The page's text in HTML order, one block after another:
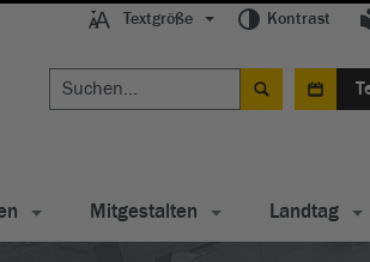
Textgröße Kontrast
Mitgestalten Landtag